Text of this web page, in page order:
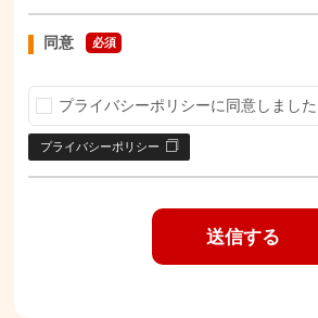
同意 必須
プライバシーポリシーに同意しました
プライバシーポリシー